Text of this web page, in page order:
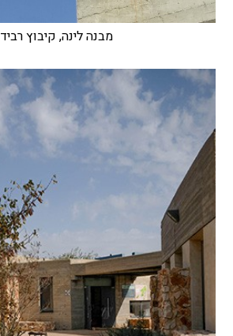
מבנה לינה, קיבוץ רביד